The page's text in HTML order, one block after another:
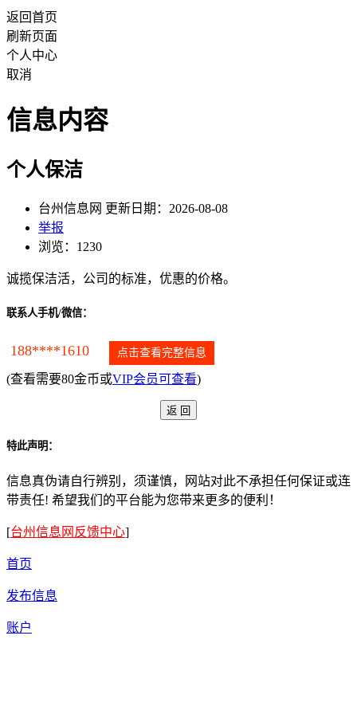
返回首页
刷新页面
个人中心
取消
信息内容
个人保洁
台州信息网 更新日期：2026-08-08
举报
浏览：1230
诚揽保洁活，公司的标准，优惠的价格。
联系人手机/微信：
188****1610 点击查看完整信息
(查看需要80金币或VIP会员可查看)
特此声明：
信息真伪请自行辨别，须谨慎，网站对此不承担任何保证或连
带责任! 希望我们的平台能为您带来更多的便利！
[台州信息网反馈中心]
首页
发布信息
账户